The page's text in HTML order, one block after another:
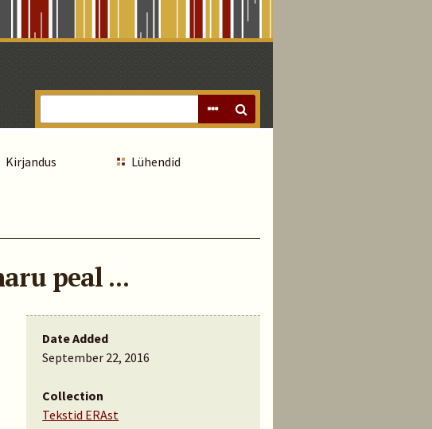
Kirjandus Lühendid
peal ...
Date Added
September 22, 2016
Collection
Tekstid ERAst